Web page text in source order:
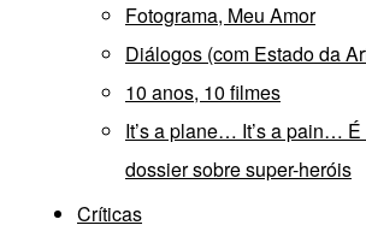
Fotograma, Meu Amor
Diálogos (com Estado da
10 anos, 10 filmes
It’s a plane… It’s a pain… É
dossier sobre super-heróis
Críticas